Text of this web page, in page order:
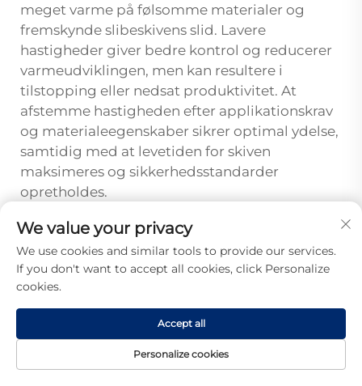
meget varme på følsomme materialer og
fremskynde slibeskivens slid. Lavere
hastigheder giver bedre kontrol og reducerer
varmeudviklingen, men kan resultere i
tilstopping eller nedsat produktivitet. At
afstemme hastigheden efter applikationskrav
og materialeegenskaber sikrer optimal ydelse,
samtidig med at levetiden for skiven
maksimeres og sikkerhedsstandarder
opretholdes.
Hvilke sikkerhedsovervejelser er
væsentlige ved brug af slibestyr?
Primære sikkerhedsovervejelser omfatter
korrekt montering af skiver, passende
hastighedsbegrænsninger og tilstrækkelig
personlig beskyttelsesudstyr, herunder
sikkerhedsbriller, høreværn og
åndedrætsbeskyttelse, når der bearbejdes
We value your privacy
We use cookies and similar tools to provide our services.
If you don't want to accept all cookies, click Personalize
cookies.
Personalize cookies
Accept all